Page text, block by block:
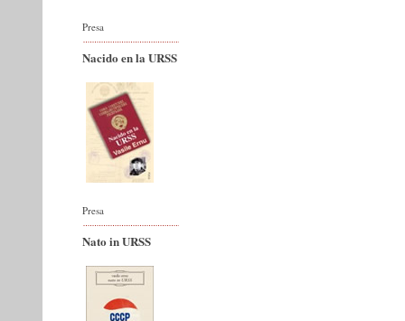
Presa
Nacido en la URSS
Presa
Nato in URSS